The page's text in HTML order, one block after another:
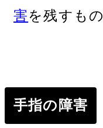
害を残すもの
手指の障害